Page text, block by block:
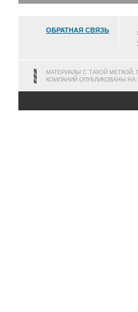
ОБРАТНАЯ СВЯЗЬ
МАТЕРИАЛЫ С ТАКОЙ МЕТКОЙ,
КОМПАНИЙ ОПУБЛИКОВАНЫ